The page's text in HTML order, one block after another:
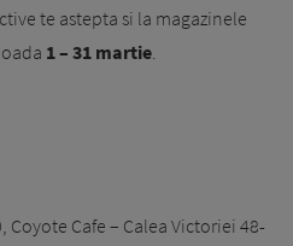
te astepta si la magazinele
1 – 31 martie.
Coyote Cafe – Calea Victoriei 48-